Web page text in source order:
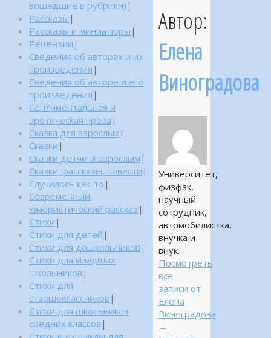
Автор:
Елена
Виноградова
Университет,
физфак,
научный
сотрудник,
автомобилистка,
внучка и
внук.
Посмотреть
все
записи от
Елена
Виноградова
→
вошедшие в рубрики) |
Рассказы |
Рассказы и миниатюры |
Рецензии |
Сведения об авторах и их
произведения |
Сведения об авторе и его
произведения |
Сентиментальная и
эротическая проза |
Сказка для взрослых |
Сказки |
Сказки детям и взрослым |
Сказки, рассказы, повести |
Случилось как-то |
Современный
юмористический рассказ |
Стихи |
Стихи для детей |
Стихи для дошкольников |
Стихи для младших
школьников |
Стихи для
старшеклассников |
Стихи для школьников
средних классов |